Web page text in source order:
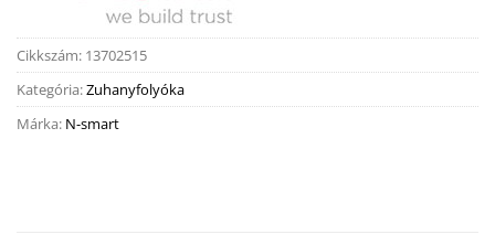
Cikkszám: 13702515
Kategória:Zuhanyfolyóka
Márka: N-smart